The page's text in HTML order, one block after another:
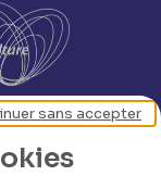
sans accepter